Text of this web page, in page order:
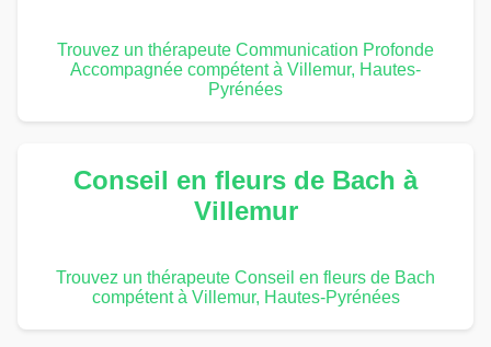
Trouvez un thérapeute Communication Profonde
Accompagnée compétent à Villemur, Hautes-
Pyrénées
Conseil en fleurs de Bach à
Villemur
Trouvez un thérapeute Conseil en fleurs de Bach
compétent à Villemur, Hautes-Pyrénées